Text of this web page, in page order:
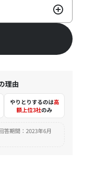
理由
やりとりするのは高
額上位3社のみ
答期間：2023年6月